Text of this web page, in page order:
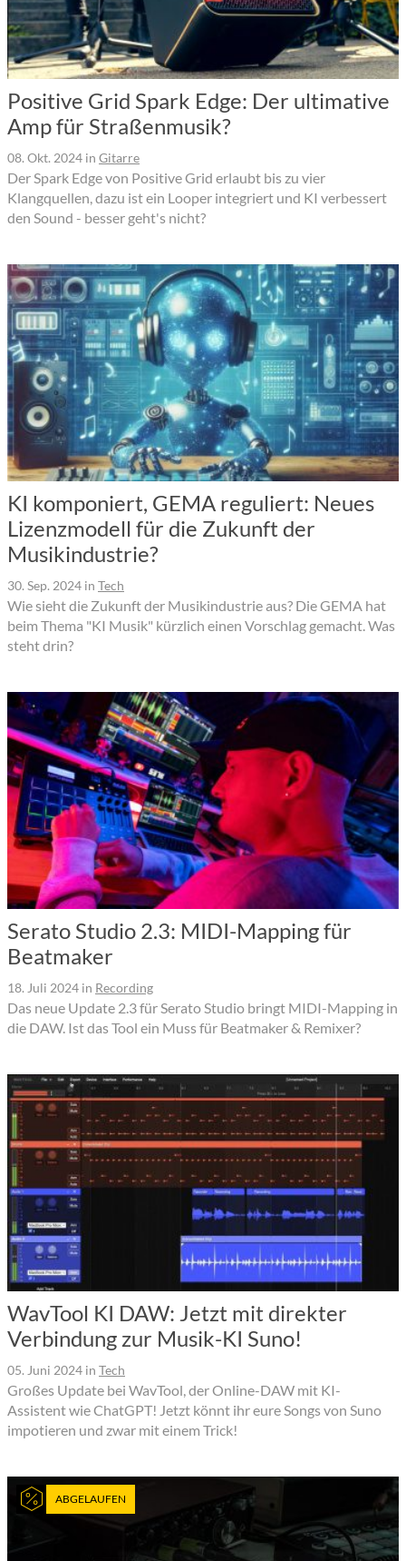
Positive Grid Spark Edge: Der ultimative
Amp für Straßenmusik?
08. Okt. 2024 in Gitarre
Der Spark Edge von Positive Grid erlaubt bis zu vier
Klangquellen, dazu ist ein Looper integriert und KI verbessert
den Sound - besser geht's nicht?
KI komponiert, GEMA reguliert: Neues
Lizenzmodell für die Zukunft der
Musikindustrie?
30. Sep. 2024 in Tech
Wie sieht die Zukunft der Musikindustrie aus? Die GEMA hat
beim Thema "KI Musik" kürzlich einen Vorschlag gemacht. Was
steht drin?
Serato Studio 2.3: MIDI-Mapping für
Beatmaker
18. Juli 2024 in Recording
Das neue Update 2.3 für Serato Studio bringt MIDI-Mapping in
die DAW. Ist das Tool ein Muss für Beatmaker & Remixer?
WavTool KI DAW: Jetzt mit direkter
Verbindung zur Musik-KI Suno!
05. Juni 2024 in Tech
Großes Update bei WavTool, der Online-DAW mit KI-
Assistent wie ChatGPT! Jetzt könnt ihr eure Songs von Suno
impotieren und zwar mit einem Trick!
ABGELAUFEN